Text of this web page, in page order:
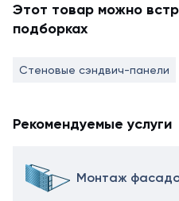
Этот товар можно
подборках
Стеновые сэндвич-панели
Рекомендуемые услуги
Монтаж